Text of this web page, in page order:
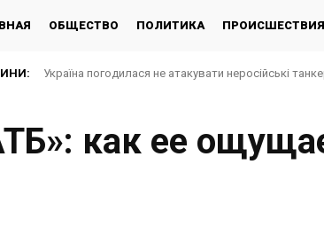
ОБЩЕСТВО ПОЛИТИКА ПРОИСШЕСТВИЯ
Україна погодилася не атакувати неросійські
как ее